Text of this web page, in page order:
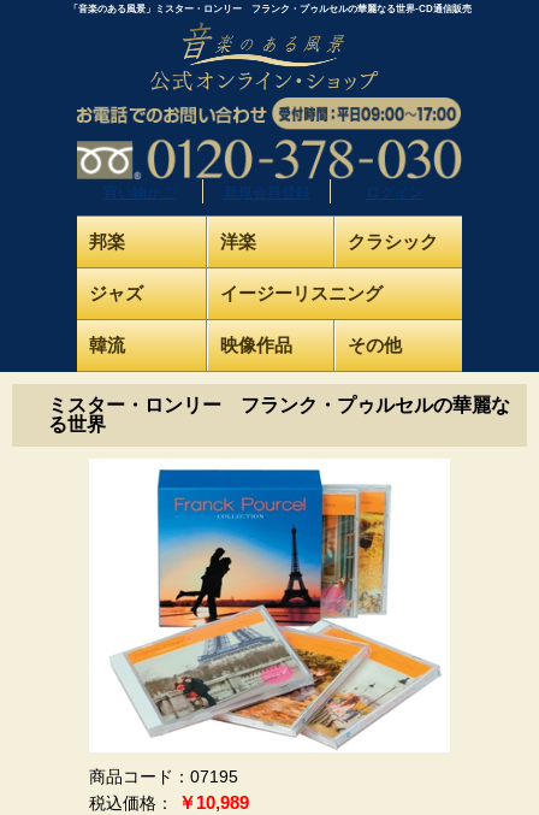
「音楽のある風景」ミスター・ロンリー フランク・プゥルセルの華麗なる世界-CD通信販売
買い物かご 新規会員登録 ログイン
邦楽 洋楽 クラシック
ジャズ イージーリスニング
韓流 映像作品 その他
ミスター・ロンリー フランク・プゥルセルの華麗な
る世界
商品コード：07195
￥10,989